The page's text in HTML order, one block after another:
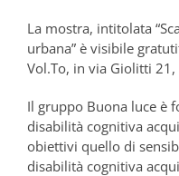
La mostra, intitolata
urbana” è visibile
Vol.To, in via Giolitti
Il gruppo Buona luce è
disabilità cognitiva
obiettivi quello di
disabilità cognitiva